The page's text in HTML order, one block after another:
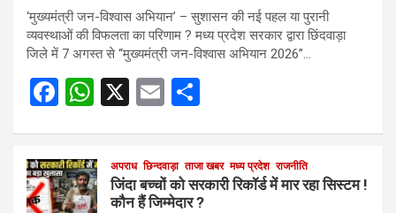
‘मुख्यमंत्री जन-विश्वास अभियान’ – सुशासन की नई पहल या पुरानी
व्यवस्थाओं की विफलता का परिणाम ? मध्य प्रदेश सरकार द्वारा छिंदवाड़ा
जिले में 7 अगस्त से “मुख्यमंत्री जन-विश्वास अभियान 2026”…
F
b
o
W
s
A
X
E
e
अपराध छिन्दवाड़ा ताजा खबर मध्य प्रदेश राजनीति
जिंदा बच्चों को सरकारी रिकॉर्ड में मार रहा सिस्टम !
कौन हैं जिम्मेदार ?